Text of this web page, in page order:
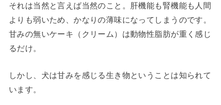
それは当然と言えば当然のこと。肝機能も腎機能も人間
よりも弱いため、かなりの薄味になってしまうのです。
甘みの無いケーキ（クリーム）は動物性脂肪が重く感じ
るだけ。
しかし、犬は甘みを感じる生き物ということは知られて
います。